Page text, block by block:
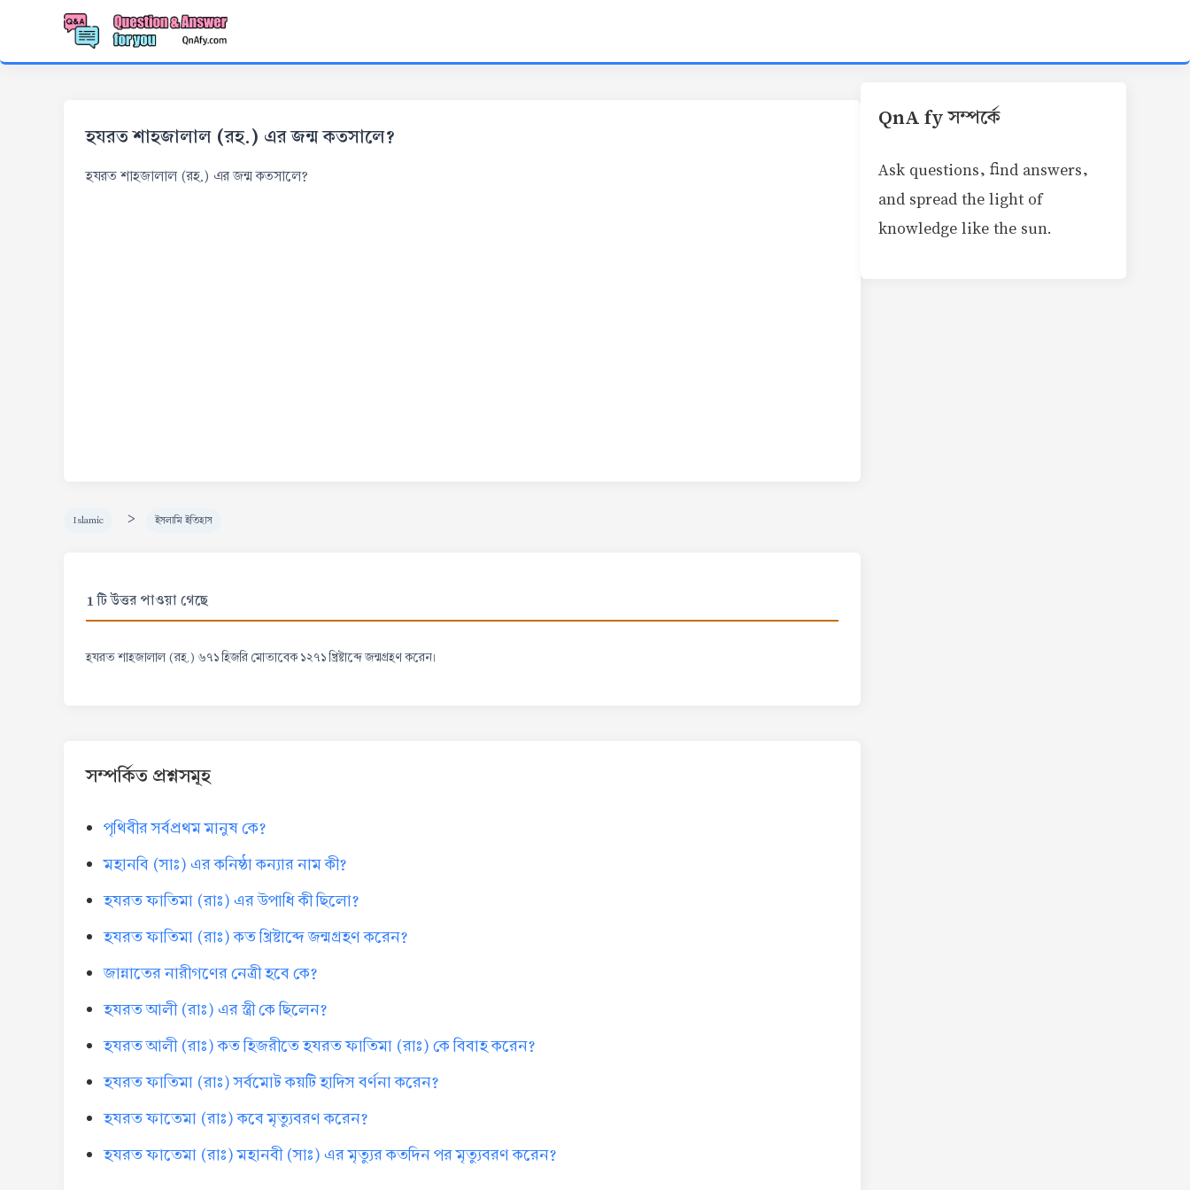
হযরত শাহজালাল (রহ.) এর জন্ম কতসালে?
হযরত শাহজালাল (রহ.) এর জন্ম কতসালে?
Islamic > ইসলামি ইতিহাস
1 টি উত্তর পাওয়া গেছে
হযরত শাহজালাল (রহ.) ৬৭১ হিজরি মোতাবেক ১২৭১ খ্রিষ্টাব্দে জন্মগ্রহণ করেন।
সম্পর্কিত প্রশ্নসমূহ
পৃথিবীর সর্বপ্রথম মানুষ কে?
মহানবি (সাঃ) এর কনিষ্ঠা কন্যার নাম কী?
হযরত ফাতিমা (রাঃ) এর উপাধি কী ছিলো?
হযরত ফাতিমা (রাঃ) কত খ্রিষ্টাব্দে জন্মগ্রহণ করেন?
জান্নাতের নারীগণের নেত্রী হবে কে?
হযরত আলী (রাঃ) এর স্ত্রী কে ছিলেন?
হযরত আলী (রাঃ) কত হিজরীতে হযরত ফাতিমা (রাঃ) কে বিবাহ করেন?
হযরত ফাতিমা (রাঃ) সর্বমোট কয়টি হাদিস বর্ণনা করেন?
হযরত ফাতেমা (রাঃ) কবে মৃত্যুবরণ করেন?
হযরত ফাতেমা (রাঃ) মহানবী (সাঃ) এর মৃত্যুর কতদিন পর মৃত্যুবরণ করেন?
QnA fy সম্পর্কে
Ask questions, find answers,
and spread the light of
knowledge like the sun.